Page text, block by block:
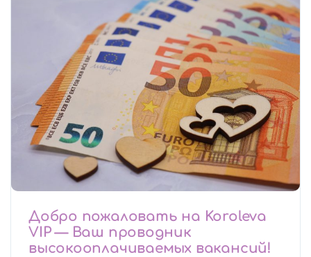
Добро пожаловать на Koroleva
VIP — Ваш проводник
высокооплачиваемых вакансий!